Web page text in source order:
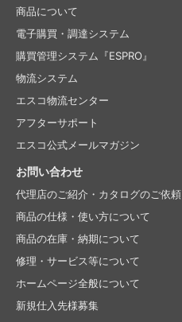
商品について
電子購買・調達システム
購買管理システム『ESPRO』
物流システム
エスコ物流センター
アフターサポート
エスコ公式メールマガジン
お問い合わせ
代理店のご紹介・ カタログのご依頼
商品の仕様・使い方について
商品の在庫・納期について
修理・サービス等について
ホームページ全般について
新規仕入先様募集